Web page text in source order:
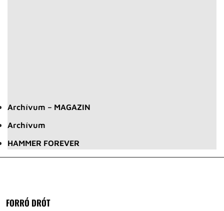
Archívum – MAGAZIN
Archívum
HAMMER FOREVER
FORRÓ DRÓT